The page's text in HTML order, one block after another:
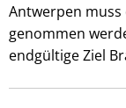
Antwerpen
genommen
endgültige Ziel